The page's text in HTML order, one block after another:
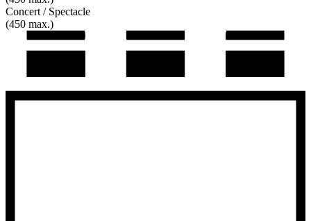
Concert / Spectacle
(450 max.)